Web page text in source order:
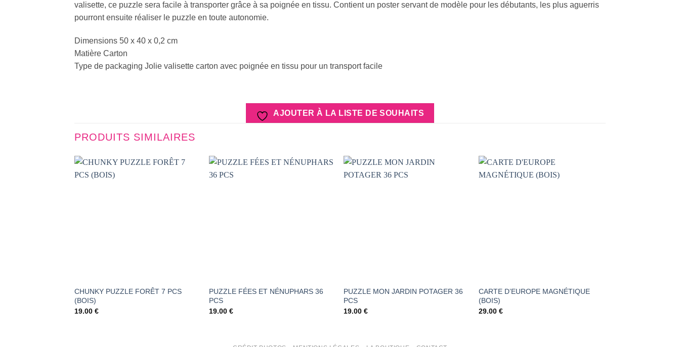
valisette, ce puzzle sera facile à transporter grâce à sa poignée en tissu. Contient un poster servant de modèle pour les débutants, les plus aguerris
pourront ensuite réaliser le puzzle en toute autonomie.
Dimensions 50 x 40 x 0,2 cm
Matière Carton
Type de packaging Jolie valisette carton avec poignée en tissu pour un transport facile
AJOUTER À LA LISTE DE SOUHAITS
PRODUITS SIMILAIRES
CHUNKY PUZZLE FORÊT 7 PCS
(BOIS)
19.00 €
PUZZLE FÉES ET NÉNUPHARS 36
PCS
19.00€
PUZZLE MON JARDIN POTAGER 36
PCS
19.00€
CARTE D’EUROPE MAGNÉTIQUE
(BOIS)
29.00 €